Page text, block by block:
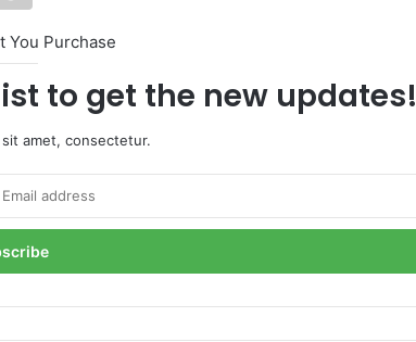
You Purchase
to get the new updates!
amet, consectetur.